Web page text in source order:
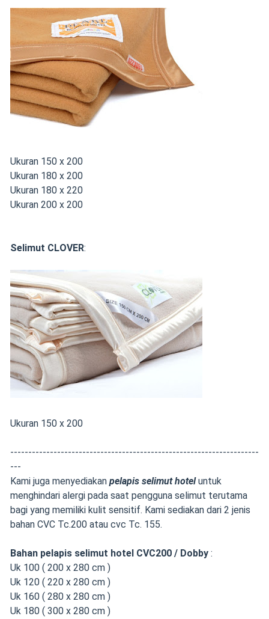
Ukuran 150 x 200
Ukuran 180 x 200
Ukuran 180 x 220
Ukuran 200 x 200
Selimut CLOVER:
Ukuran 150 x 200
---------------------------------------------------------------------
---
Kami juga menyediakan pelapis selimut hoteluntuk
menghindari alergi pada saat pengguna selimut terutama
bagi yang memiliki kulit sensitif. Kami sediakan dari 2 jenis
bahan CVC Tc.200 atau cvc Tc. 155.
Bahan pelapis selimut hotel CVC200 / Dobby:
Uk 100 ( 200 x 280 cm )
Uk 120 ( 220 x 280 cm )
Uk 160 ( 280 x 280 cm )
Uk 180 ( 300 x 280 cm )